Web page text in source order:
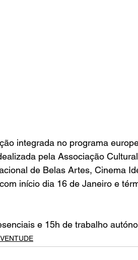
integrada no programa
pela Associação
de Belas Artes, Cinema
início dia 16 de Janeiro e
e 15h de trabalho